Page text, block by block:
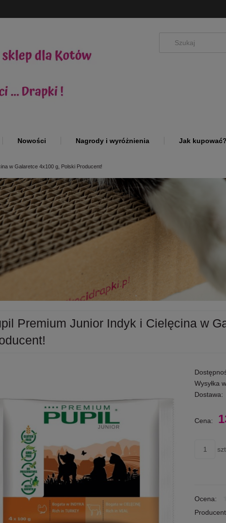
Nowości Nagrody i wyróżnienia Jak kupować?
w Galaretce 4x100 g, Polski Producent!
Premium Junior Indyk i Cielęcina w
Wysyłka
Dostawa:
Cena:
Ocena: